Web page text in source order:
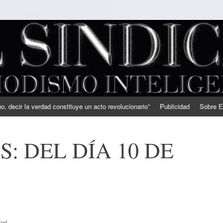
decir la verdad constituye un acto revolucionario” Publicidad Sobre
DEL DÍA 10 DE